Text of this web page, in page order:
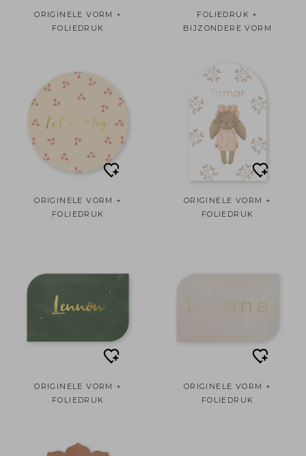
ORIGINELE VORM +
FOLIEDRUK
FOLIEDRUK +
BIJZONDERE VORM
ORIGINELE VORM +
FOLIEDRUK
ORIGINELE VORM +
FOLIEDRUK
ORIGINELE VORM +
FOLIEDRUK
ORIGINELE VORM +
FOLIEDRUK